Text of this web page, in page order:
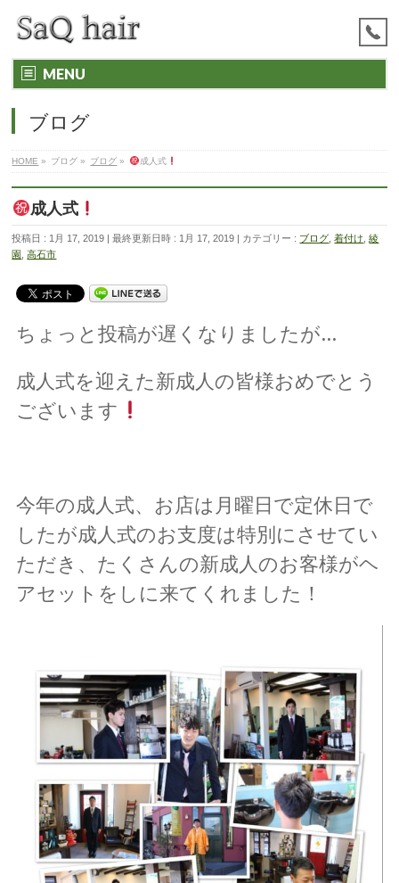
MENU
ブログ
HOME » ブログ » ブログ » 成人式
成人式
投稿日 : 1月 17, 2019 最終更新日時 : 1月 17, 2019 カテゴリー : ブログ ,着付け ,綾
園
,高石市
ちょっと投稿が遅くなりましたが…
成人式を迎えた新成人の皆様おめでとう
ございます
今年の成人式、お店は月曜日で定休日で
したが成人式のお支度は特別にさせてい
ただき、たくさんの新成人のお客様がヘ
アセットをしに来てくれました！